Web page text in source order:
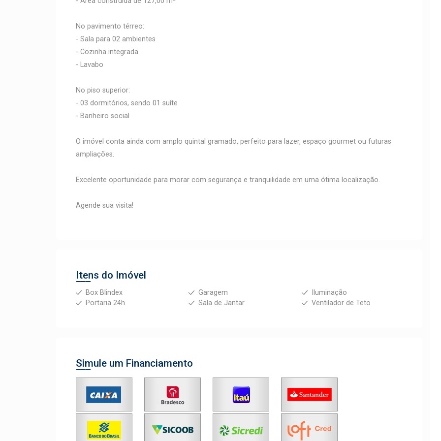
No pavimento térreo:
- Sala para 02 ambientes
- Cozinha integrada
- Lavabo
No piso superior:
- 03 dormitórios, sendo 01 suíte
- Banheiro social
O imóvel conta ainda com amplo quintal gramado, perfeito para lazer, espaço gourmet ou futuras
ampliações.
Excelente oportunidade para morar com segurança e tranquilidade em uma ótima localização.
Agende sua visita!
Itens do Imóvel
Box Blindex Garagem
Iluminação
Portaria 24h
Sala de Jantar Ventilador de Teto
Simule um Financiamento